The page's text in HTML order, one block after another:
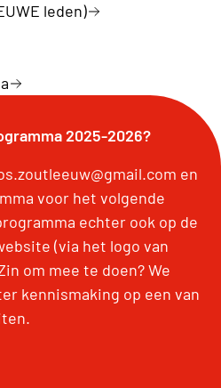
leden)
2025-2026?
en
voor het volgende
echter ook op de
(via het logo van
om mee te doen? We
kennismaking op een van